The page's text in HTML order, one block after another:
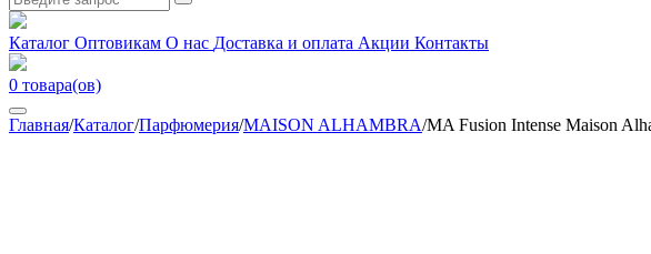
Каталог Оптовикам О нас Доставка и оплата Акции Контакты
0 товара(ов)
Главная/Каталог/Парфюмерия/MAISON ALHAMBRA/MA Fusion Intense Maison